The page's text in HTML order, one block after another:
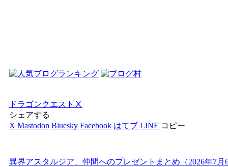
ドラゴンクエストⅩ
シェアする
X Mastodon Bluesky Facebook はてブ LINE コピー
異界アスタルジア、仲間へのプレゼントまとめ（2026年7月6